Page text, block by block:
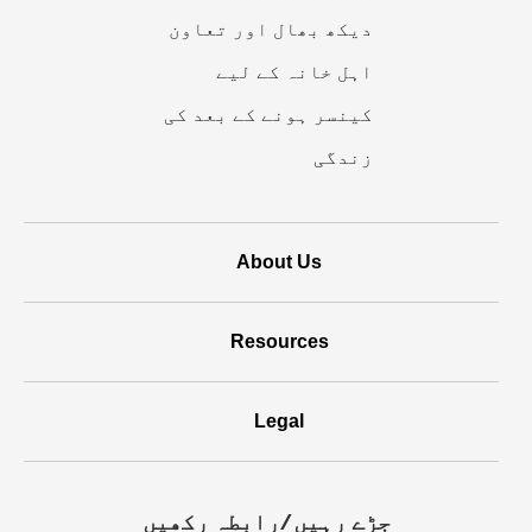
ہےدیکھ بھال اور تعاون
اہل خانہ کے لیے
کینسر ہونے کے بعد کی
زندگی
About Us
Resources
Legal
جڑے رہیں/رابطہ رکھيں